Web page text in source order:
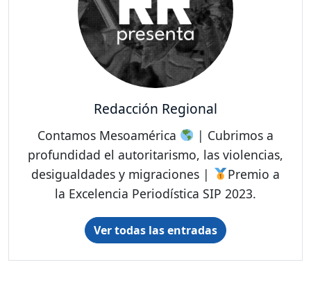
Redacción Regional
Contamos Mesoamérica
| Cubrimos a
profundidad el autoritarismo, las violencias,
desigualdades y migraciones |
Premio a
la Excelencia Periodística SIP 2023.
Ver todas las entradas